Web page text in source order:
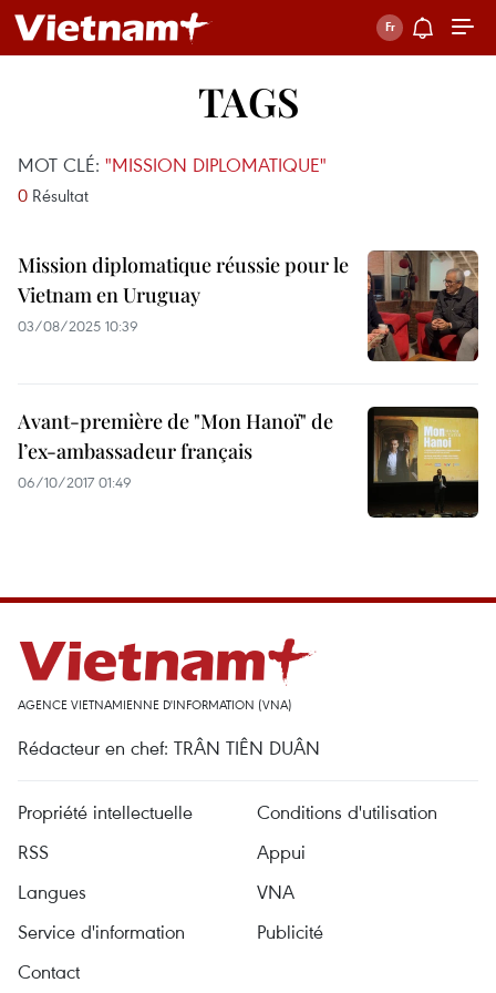
TAGS
MOT CLÉ: "MISSION DIPLOMATIQUE"
0 Résultat
Mission diplomatique réussie pour le
Vietnam en Uruguay
03/08/2025 10:39
Avant-première de "Mon Hanoï" de
l’ex-ambassadeur français
06/10/2017 01:49
AGENCE VIETNAMIENNE D'INFORMATION (VNA)
Rédacteur en chef: TRÂN TIÊN DUÂN
Propriété intellectuelle
Conditions d'utilisation
RSS
Appui
Langues
VNA
Service d'information
Publicité
Contact